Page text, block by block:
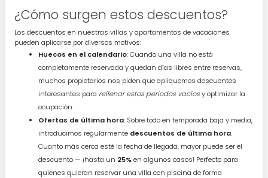
¿Cómo surgen estos descuentos?
Los descuentos en nuestras villas y apartamentos de vacaciones
pueden aplicarse por diversos motivos:
Huecos en el calendario: Cuando una villa no está
completamente reservada y quedan días libres entre reservas,
muchos propietarios nos piden que apliquemos descuentos
interesantes para rellenar estos periodos vacíosy optimizar la
ocupación.
Ofertas de última hora: Sobre todo en temporada baja y media,
introducimos regularmente descuentos de última hora.
Cuanto más cerca esté la fecha de llegada, mayor puede ser el
descuento — ¡hasta un 25%en algunos casos! Perfecto para
quienes quieran reservar una villa con piscina de forma